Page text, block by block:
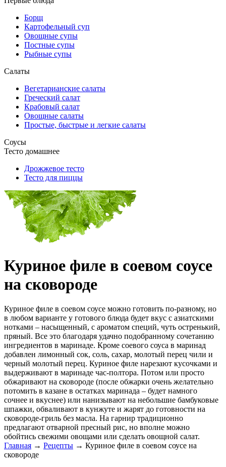
Борщ
Картофельный суп
Овощные супы
Постные супы
Рыбные супы
Салаты
Вегетарианские салаты
Греческий салат
Крабовый салат
Овощные салаты
Простые, быстрые и легкие салаты
Соусы
Тесто домашнее
Дрожжевое тесто
Тесто для пиццы
Куриное филе в соевом соусе
на сковороде
Куриное филе в соевом соусе можно готовить по-разному, но
в любом варианте у готового блюда будет вкус с азиатскими
нотками – насыщенный, с ароматом специй, чуть остренький,
пряный. Все это благодаря удачно подобранному сочетанию
ингредиентов в маринаде. Кроме соевого соуса в маринад
добавлен лимонный сок, соль, сахар, молотый перец чили и
черный молотый перец. Куриное филе нарезают кусочками и
выдерживают в маринаде час-полтора. Потом или просто
обжаривают на сковороде (после обжарки очень желательно
потомить в казане в остатках маринада – будет намного
сочнее и вкуснее) или нанизывают на небольшие бамбуковые
шпажки, обваливают в кунжуте и жарят до готовности на
сковороде-гриль без масла. На гарнир традиционно
предлагают отварной пресный рис, но вполне можно
обойтись свежими овощами или сделать овощной салат.
Главная → Рецепты → Куриное филе в соевом соусе на
сковороде